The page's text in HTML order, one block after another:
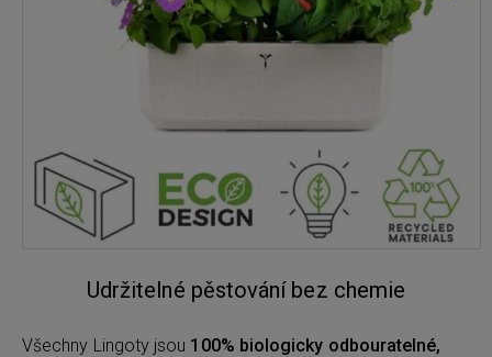
Udržitelné pěstování bez chemie
Všechny Lingoty jsou 100% biologicky odbouratelné,